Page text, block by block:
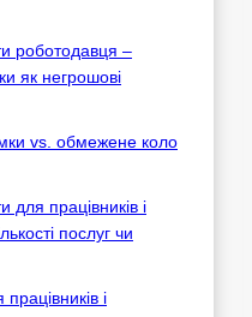
роботодавця –
як негрошові
vs. обмежене коло
для працівників і
послуг чи
і